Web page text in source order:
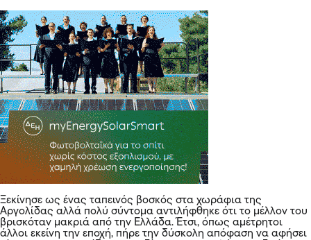
Ξεκίνησε ως ένας ταπεινός βοσκός στα χωράφια της
Αργολίδας αλλά πολύ σύντομα αντιλήφθηκε ότι το μέλλον του
βρισκόταν μακριά από την Ελλάδα. Έτσι, όπως αμέτρητοι
άλλοι εκείνη την εποχή, πήρε την δύσκολη απόφαση να αφήσει